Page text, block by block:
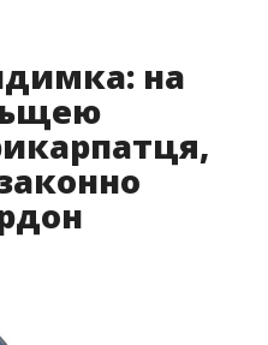
на